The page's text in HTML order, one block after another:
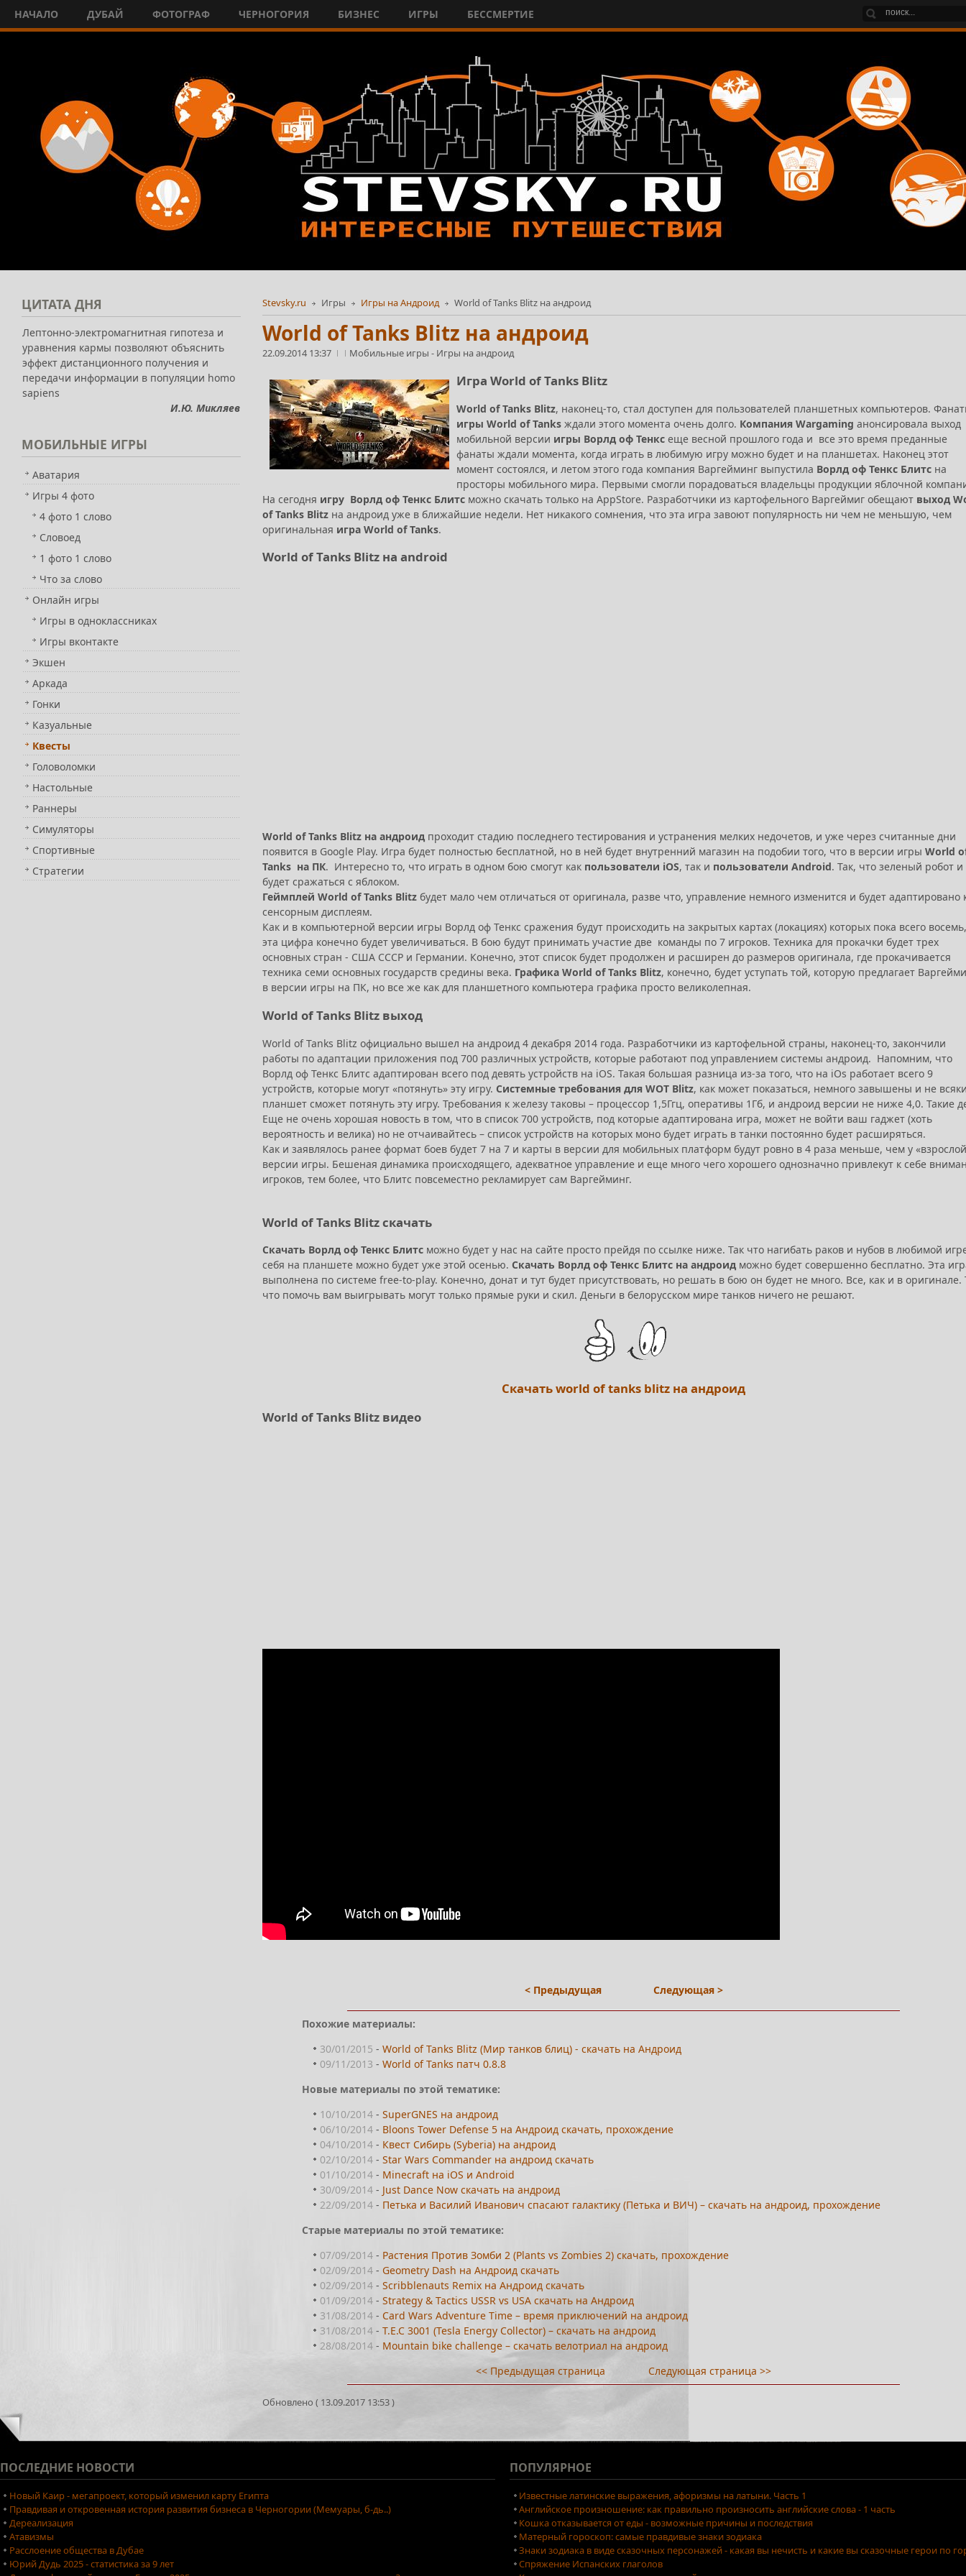
НАЧАЛО ДУБАЙ ФОТОГРАФ ЧЕРНОГОРИЯ БИЗНЕС ИГРЫ БЕССМЕРТИЕ
Stevsky.ru Игры Игры на Андроид World of Tanks Blitz на андроид
World of Tanks Blitz на андроид
22.09.2014 13:37 Мобильные игры - Игры на андроид
Игра World of Tanks Blitz
World of Tanks Blitz, наконец-то, стал доступен для пользователей планшетных компьютеров.
игры World of Tanks ждали этого момента очень долго. Компания Wargaming анонсировала выход
мобильной версии игры Ворлд оф Тенкс еще весной прошлого года и все это время преданные
фанаты ждали момента, когда играть в любимую игру можно будет и на планшетах. Наконец этот
момент состоялся, и летом этого года компания Варгейминг выпустила Ворлд оф Тенкс Блитс на
просторы мобильного мира. Первыми смогли порадоваться владельцы продукции яблочной
На сегодня игру Ворлд оф Тенкс Блитс можно скачать только на AppStore. Разработчики из картофельного Варгеймиг обещают выход
of Tanks Blitz на андроид уже в ближайшие недели. Нет никакого сомнения, что эта игра завоют популярность ни чем не меньшую, чем
оригинальная игра World of Tanks.
World of Tanks Blitz на android
World of Tanks Blitz на андроид проходит стадию последнего тестирования и устранения мелких недочетов, и уже через считанные дни
появится в Google Play. Игра будет полностью бесплатной, но в ней будет внутренний магазин на подобии того, что в версии игры World
Tanks на ПК. Интересно то, что играть в одном бою смогут как пользователи iOS, так и пользователи Android. Так, что зеленый робот и
будет сражаться с яблоком.
Геймплей World of Tanks Blitz будет мало чем отличаться от оригинала, разве что, управление немного изменится и будет адаптировано
сенсорным дисплеям.
Как и в компьютерной версии игры Ворлд оф Тенкс сражения будут происходить на закрытых картах (локациях) которых пока всего
эта цифра конечно будет увеличиваться. В бою будут принимать участие две команды по 7 игроков. Техника для прокачки будет трех
основных стран - США CCCP и Германии. Конечно, этот список будет продолжен и расширен до размеров оригинала, где прокачивается
техника семи основных государств средины века. Графика World of Tanks Blitz, конечно, будет уступать той, которую предлагает
в версии игры на ПК, но все же как для планшетного компьютера графика просто великолепная.
World of Tanks Blitz выход
World of Tanks Blitz официально вышел на андроид 4 декабря 2014 года. Разработчики из картофельной страны, наконец-то, закончили
работы по адаптации приложения под 700 различных устройств, которые работают под управлением системы андроид. Напомним, что
Ворлд оф Тенкс Блитс адаптирован всего под девять устройств на iOS. Такая большая разница из-за того, что на iOs работает всего 9
устройств, которые могут «потянуть» эту игру. Системные требования для WOT Blitz, как может показаться, немного завышены и не
планшет сможет потянуть эту игру. Требования к железу таковы – процессор 1,5Ггц, оперативы 1Гб, и андроид версии не ниже 4,0. Такие
Еще не очень хорошая новость в том, что в список 700 устройств, под которые адаптирована игра, может не войти ваш гаджет (хоть
вероятность и велика) но не отчаивайтесь – список устройств на которых моно будет играть в танки постоянно будет расширяться.
Как и заявлялось ранее формат боев будет 7 на 7 и карты в версии для мобильных платформ будут ровно в 4 раза меньше, чем у
версии игры. Бешеная динамика происходящего, адекватное управление и еще много чего хорошего однозначно привлекут к себе
игроков, тем более, что Блитс повсеместно рекламирует сам Варгейминг.
World of Tanks Blitz скачать
Скачать Ворлд оф Тенкс Блитс можно будет у нас на сайте просто прейдя по ссылке ниже. Так что нагибать раков и нубов в любимой
себя на планшете можно будет уже этой осенью. Скачать Ворлд оф Тенкс Блитс на андроид можно будет совершенно бесплатно. Эта
выполнена по системе free-to-play. Конечно, донат и тут будет присутствовать, но решать в бою он будет не много. Все, как и в оригинале.
что помочь вам выигрывать могут только прямые руки и скил. Деньги в белорусском мире танков ничего не решают.
Скачать world of tanks blitz на андроид
World of Tanks Blitz видео
< Предыдущая Следующая >
Похожие материалы:
30/01/2015 -World of Tanks Blitz (Мир танков блиц) - скачать на Андроид
09/11/2013 -World of Tanks патч 0.8.8
Новые материалы по этой тематике:
10/10/2014 -SuperGNES на андроид
06/10/2014 - Bloons Tower Defense 5 на Андроид скачать, прохождение
04/10/2014 - Квест Сибирь (Syberia) на андроид
02/10/2014 -Star Wars Commander на андроид скачать
01/10/2014 - Minecraft на iOS и Android
30/09/2014 - Just Dance Now скачать на андроид
22/09/2014 - Петька и Василий Иванович спасают галактику (Петька и ВИЧ) – скачать на андроид, прохождение
Старые материалы по этой тематике:
07/09/2014 - Растения Против Зомби 2 (Plants vs Zombies 2) скачать, прохождение
02/09/2014 - Geometry Dash на Андроид скачать
02/09/2014 -Scribblenauts Remix на Андроид скачать
01/09/2014 -Strategy & Tactics USSR vs USA скачать на Андроид
31/08/2014 - Card Wars Adventure Time – время приключений на андроид
31/08/2014 -T.E.C 3001 (Tesla Energy Collector) – скачать на андроид
28/08/2014 - Mountain bike challenge – скачать велотриал на андроид
<< Предыдущая страница
Следующая страница >>
Обновлено ( 13.09.2017 13:53 )
ЦИТАТА ДНЯ
Лептонно-электромагнитная гипотеза и
уравнения кармы позволяют объяснить
эффект дистанционного получения и
передачи информации в популяции homo
sapiens
И.Ю. Микляев
МОБИЛЬНЫЕ ИГРЫ
Аватария
Игры 4 фото
4 фото 1 слово
Словоед
1 фото 1 слово
Что за слово
Онлайн игры
Игры в одноклассниках
Игры вконтакте
Экшен
Аркада
Гонки
Казуальные
Квесты
Головоломки
Настольные
Раннеры
Симуляторы
Спортивные
Стратегии
ПОСЛЕДНИЕ НОВОСТИ
Новый Каир - мегапроект, который изменил карту Египта
Правдивая и откровенная история развития бизнеса в Черногории (Мемуары, б-дь..)
Дереализация
Атавизмы
Расслоение общества в Дубае
Юрий Дудь 2025 - статистика за 9 лет
ПОПУЛЯРНОЕ
Известные латинские выражения, афоризмы на латыни. Часть 1
Английское произношение: как правильно произносить английские слова - 1 часть
Кошка отказывается от еды - возможные причины и последствия
Матерный гороскоп: самые правдивые знаки зодиака
Знаки зодиака в виде сказочных персонажей - какая вы нечисть и какие вы сказочные герои по
Спряжение Испанских глаголов